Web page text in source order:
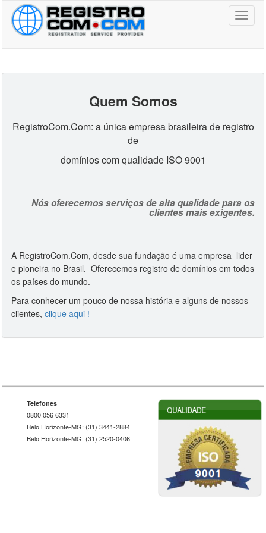
Toggle
Quem Somos
RegistroCom.Com: a única empresa brasileira de registro
de
domínios com qualidade ISO 9001
Nós oferecemos serviços de alta qualidade para os
clientes mais exigentes.
A RegistroCom.Com, desde sua fundação é uma empresa lider
e pioneira no Brasil. Oferecemos registro de domínios em todos
os países do mundo.
Para conhecer um pouco de nossa história e alguns de nossos
clientes, clique aqui !
Telefones
0800 056 6331
Belo Horizonte-MG: (31) 3441-2884
Belo Horizonte-MG: (31) 2520-0406